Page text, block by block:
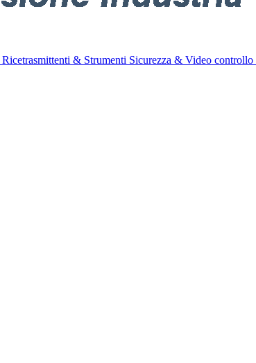
Ricetrasmittenti & Strumenti Sicurezza & Video controllo